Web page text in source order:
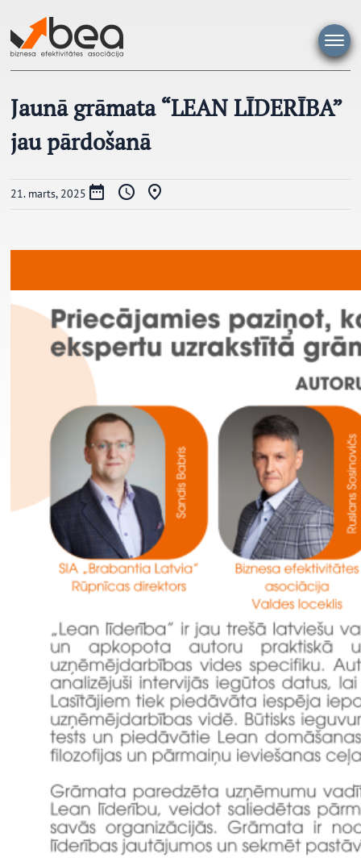
saturu
Jaunā grāmata “LEAN LĪDERĪBA”
jau pārdošanā
21. marts, 2025